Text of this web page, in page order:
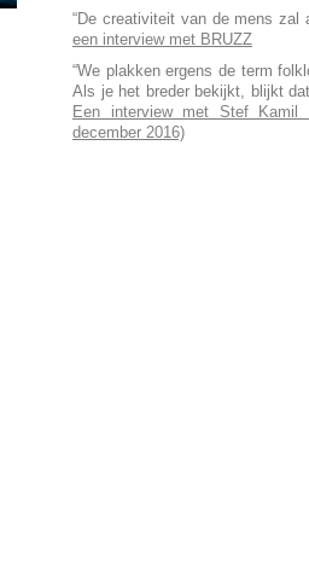
“De creativiteit van de mens zal
een interview met BRUZZ
“We plakken ergens de term
Als je het breder bekijkt, blijkt
Een interview met Stef Kamil
december 2016)